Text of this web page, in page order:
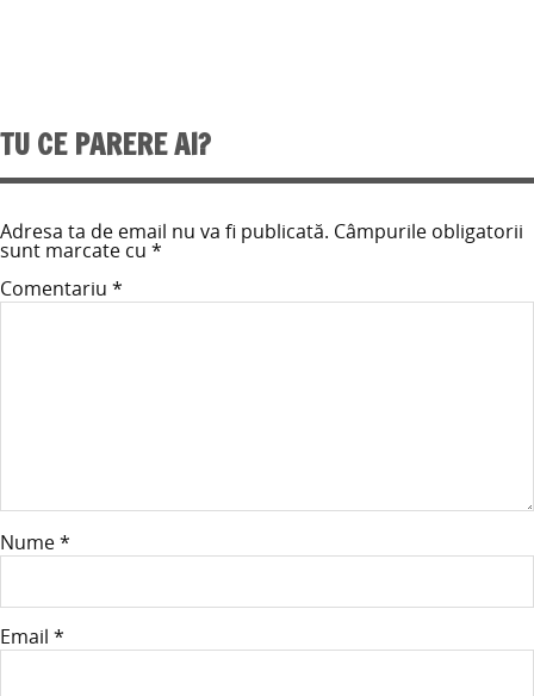
TU CE PARERE AI?
Adresa ta de email nu va fi publicată. Câmpurile obligatorii
sunt marcate cu *
Comentariu *
Nume*
Email *